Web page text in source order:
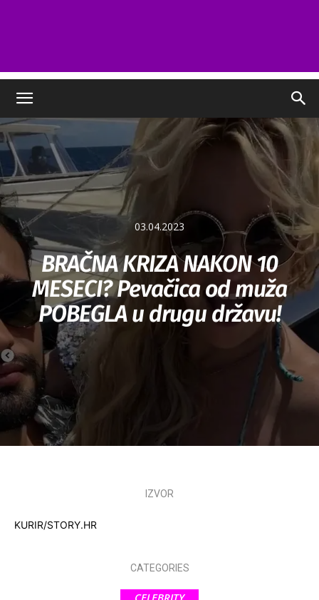
03.04.2023
BRAČNA KRIZA NAKON 10
MESECI? Pevačica od muža
POBEGLA u drugu državu!
IZVOR
KURIR/STORY.HR
CATEGORIES